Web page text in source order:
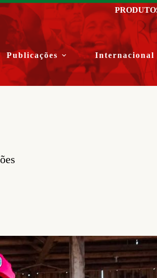
Publicações Internacional